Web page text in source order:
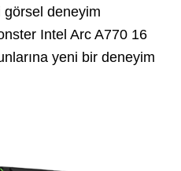
deneyim
Intel Arc A770 16
yeni bir deneyim